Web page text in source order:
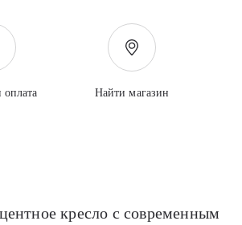
оплата Найти магазин
кресло с современным